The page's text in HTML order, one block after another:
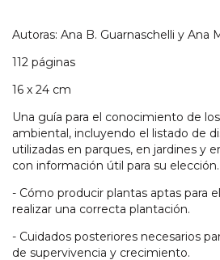
Autoras: Ana B. Guarnaschelli y Ana
112 páginas
16 x 24 cm
Una guía para el conocimiento de
ambiental, incluyendo el listado de
utilizadas en parques, en jardines y
con información útil para su elección.
- Cómo producir plantas aptas para
realizar una correcta plantación.
- Cuidados posteriores necesarios
de supervivencia y crecimiento.